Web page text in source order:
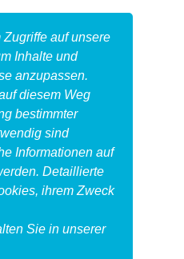
auf unsere
Inhalte und
anzupassen.
diesem Weg
bestimmter
sind
Informationen auf
Detaillierte
ihrem Zweck
Sie in unserer